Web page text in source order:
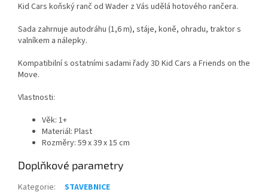
Kid Cars koňský ranč od Wader z Vás udělá hotového rančera.
Sada zahrnuje autodráhu (1,6 m), stáje, koně, ohradu, traktor s
valníkem a nálepky.
Kompatibilní s ostatními sadami řady 3D Kid Cars a Friends on the
Move.
Vlastnosti:
Věk: 1+
Materiál: Plast
Rozměry: 59 x 39 x 15 cm
Doplňkové parametry
Kategorie:
STAVEBNICE